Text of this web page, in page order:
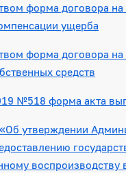
форма договора
ущерба
форма договора
средств
№518 форма акта
утверждении